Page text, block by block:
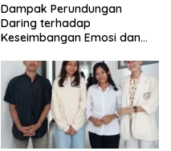
Dampak Perundungan
Daring terhadap
Keseimbangan Emosi dan